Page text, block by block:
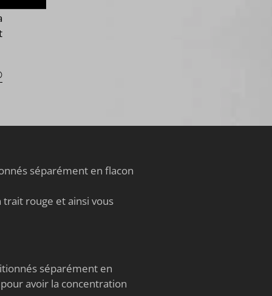
séparément en flacon
rouge et ainsi vous
séparément en
avoir la concentration